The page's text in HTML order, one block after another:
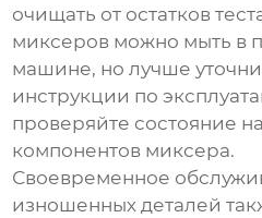
очищать от остатков
миксеров можно мыть в
машине, но лучше
инструкции по
проверяйте состояние
компонентов миксера.
Своевременное
изношенных деталей